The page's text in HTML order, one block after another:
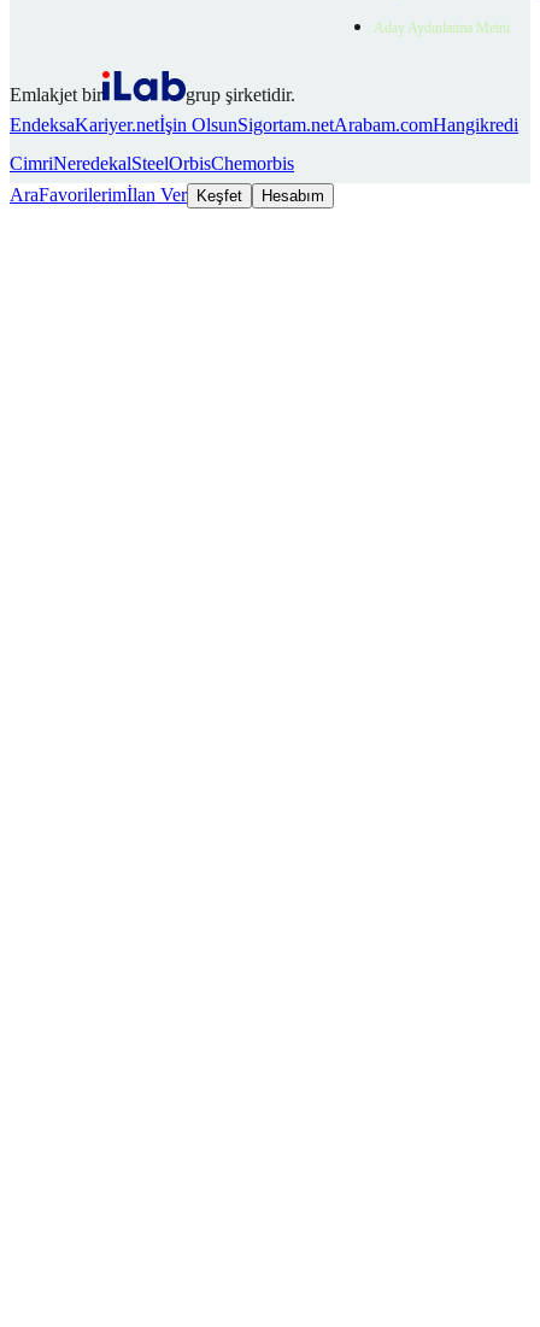
Aday Aydınlatma Metni
Emlakjet bir
grup şirketidir.
EndeksaKariyer.netİşin OlsunSigortam.netArabam.comHangikredi
CimriNeredekalSteelOrbisChemorbis
AraFavorilerimİlan Ver Keşfet Hesabım